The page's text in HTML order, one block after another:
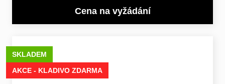
Cena na vyžádání
SKLADEM
AKCE - KLADIVO ZDARMA